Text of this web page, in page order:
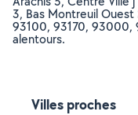
3, Bas Montreuil Ouest
93100, 93170, 93000,
alentours.
Villes proches